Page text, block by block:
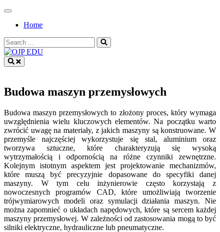
Skip
contentHome
Search
for:
Budowa maszyn przemysłowych
Budowa maszyn przemysłowych to złożony proces, który wymaga
uwzględnienia wielu kluczowych elementów. Na początku warto
zwrócić uwagę na materiały, z jakich maszyny są konstruowane. W
przemyśle najczęściej wykorzystuje się stal, aluminium oraz
tworzywa sztuczne, które charakteryzują się wysoką
wytrzymałością i odpornością na różne czynniki zewnętrzne.
Kolejnym istotnym aspektem jest projektowanie mechanizmów,
które muszą być precyzyjnie dopasowane do specyfiki danej
maszyny. W tym celu inżynierowie często korzystają z
nowoczesnych programów CAD, które umożliwiają tworzenie
trójwymiarowych modeli oraz symulacji działania maszyn. Nie
można zapomnieć o układach napędowych, które są sercem każdej
maszyny przemysłowej. W zależności od zastosowania mogą to być
silniki elektryczne, hydrauliczne lub pneumatyczne.